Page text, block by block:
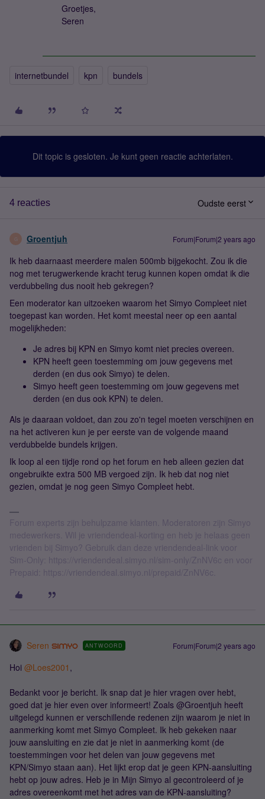
Groetjes,
Seren
internetbundel kpn bundels
Dit topic is gesloten. Je kunt geen reactie achterlaten.
4 reacties Oudste eerst
G Groentjuh Forum|Forum|2 years ago
Ik heb daarnaast meerdere malen 500mb bijgekocht. Zou ik die
nog met terugwerkende kracht terug kunnen kopen omdat ik die
verdubbeling dus nooit heb gekregen?
Een moderator kan uitzoeken waarom het Simyo Compleet niet
toegepast kan worden. Het komt meestal neer op een aantal
mogelijkheden:
Je adres bij KPN en Simyo komt niet precies overeen.
KPN heeft geen toestemming om jouw gegevens met
derden (en dus ook Simyo) te delen.
Simyo heeft geen toestemming om jouw gegevens met
derden (en dus ook KPN) te delen.
Als je daaraan voldoet, dan zou zo'n tegel moeten verschijnen en
na het activeren kun je per eerste van de volgende maand
verdubbelde bundels krijgen.
Ik loop al een tijdje rond op het forum en heb alleen gezien dat
ongebruikte extra 500 MB vergoed zijn. Ik heb dat nog niet
gezien, omdat je nog geen Simyo Compleet hebt.
Forum experts zijn behulpzame klanten. Moderatoren zijn Simyo
medewerkers. Wil je vriendendeal-korting en heb je helaas geen
vrienden bij Simyo? Gebruik dan deze vriendendeal-link voor
Sim-Only: https://vriendendeal.simyo.nl/sim-only/ZnNV6c en voor
Prepaid: https://vriendendeal.simyo.nl/prepaid/ZnNV6c.
Seren ANTWOORD Forum|Forum|2 years ago
Hoi @Loes2001 ,
Bedankt voor je bericht. Ik snap dat je hier vragen over hebt,
goed dat je hier even over informeert! Zoals @Groentjuh heeft
uitgelegd kunnen er verschillende redenen zijn waarom je niet in
aanmerking komt met Simyo Compleet. Ik heb gekeken naar
jouw aansluiting en zie dat je niet in aanmerking komt (de
toestemmingen voor het delen van jouw gegevens met
KPN/Simyo staan aan). Het lijkt erop dat je geen KPN-aansluiting
hebt op jouw adres. Heb je in Mijn Simyo al gecontroleerd of je
adres overeenkomt met het adres van de KPN-aansluiting?